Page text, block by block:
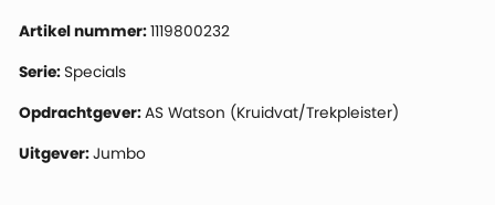
Artikel nummer:1119800232
Serie: Specials
Opdrachtgever:AS Watson (Kruidvat/Trekpleister)
Uitgever:Jumbo